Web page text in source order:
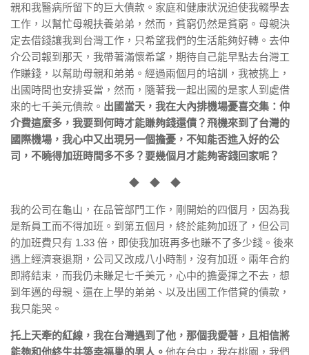
親和我醫病所留下的巨大債款。家庭和健康狀況迫使我輟學去
工作，以幫忙母親扶養弟弟，然而，貧窮仍然是貧窮。母親決
定去借錢讓我到台灣工作，只希望我們的生活能夠好轉。去仲
介公司報到那天，我帶著滿懷希望，期待自己能早點去台灣工
作賺錢，以幫助母親和弟弟。經過兩個月的培訓，我被挑上，
出國時間也安排妥當，然而，隨著我一起出國的是家人到處借
來的七千美元債款。 出國當天，我在大內排機場憂喜交集：仲
介費這麼多，我要到何時才能賺夠錢還債？飛機來到了台灣的
國際機場，我心中又出現另一個擔憂，不知能否進入好的公
司，不曉得加班時間多不多？要幾個月才能夠寄錢回家呢？
◆ ◆ ◆
我的公司在龜山，在品管部門工作，剛開始的四個月，因為我
是新員工而不得加班。到第五個月，終於能夠加班了，但公司
的加班費只有 1.33 倍，即使我加班再多也賺不了多少錢。後來
遇上經濟衰退期，公司又改成八小時制，沒有加班。兩年合約
即將結束，而我仍未賺足七千美元，心中的擔憂揮之不去，想
到年邁的母親、還在上學的弟弟、以及出國工作借貸的債款，
我只能哭。
托上天牽的紅線，我在台灣遇到了他，那個我愛著，且相信將
能夠和他終生共築幸福巢的男人。 他在台中，我在桃園，我們